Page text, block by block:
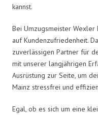
kannst.
Bei Umzugsmeister
auf Kundenzufriedenheit.
zuverlässigen Partner für
mit unserer langjährigen
Ausrüstung zur Seite, um
Mainz stressfrei und
Egal, ob es sich um eine